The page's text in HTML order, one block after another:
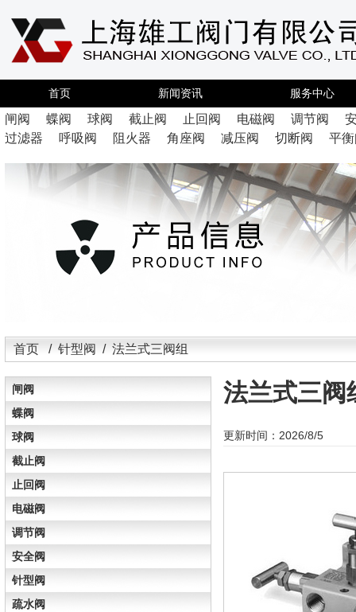
首页 新闻资讯 服务中心
闸阀 蝶阀 球阀 截止阀 止回阀 电磁阀 调节阀
过滤器
呼吸阀 阻火器 角座阀 减压阀 切断阀 平
首页 / 针型阀 / 法兰式三阀组
闸阀
蝶阀
球阀
截止阀
止回阀
电磁阀
调节阀
安全阀
针型阀
疏水阀
法兰式三阀
更新时间：2026/8/5